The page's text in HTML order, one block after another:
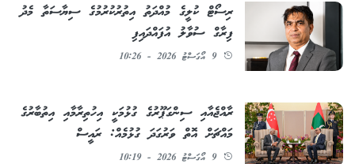
ރިސޯޓް ކުލީގެ މުއްދަތު އިތުރުކުރުމުގެ ސިޔާސަތާ މެދު
ފިރާގް ސުވާލު އުފައްދައިފި
9 އޯގަސްޓު 2026 - 10:26
ރާއްޖެއާއި ސިންގަޕޫރުގެ ގުޅުމަކީ އިހުތިރާމާއި އިތުބާރުގެ
މައްޗަށް އޮތް ވަރުގަދަ ގުޅުމެއް: ރައީސް
9 އޯގަސްޓު 2026 - 10:19